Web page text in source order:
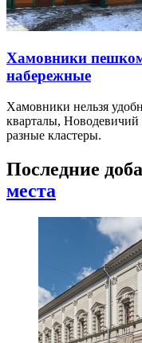
Хамовники
набережные
Хамовники нельзя
кварталы,
разные кластеры.
Последние
места